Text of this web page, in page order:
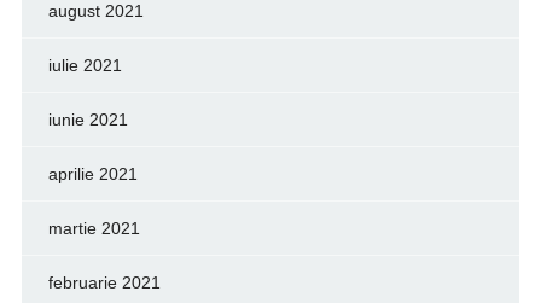
august 2021
iulie 2021
iunie 2021
aprilie 2021
martie 2021
februarie 2021